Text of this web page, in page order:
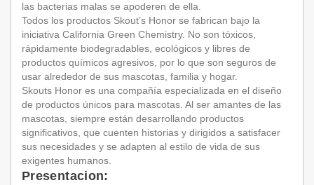
las bacterias malas se apoderen de ella.
Todos los productos Skout’s Honor se fabrican bajo la
iniciativa California Green Chemistry. No son tóxicos,
rápidamente biodegradables, ecológicos y libres de
productos químicos agresivos, por lo que son seguros de
usar alrededor de sus mascotas, familia y hogar.
Skouts Honor es una compañía especializada en el diseño
de productos únicos para mascotas. Al ser amantes de las
mascotas, siempre están desarrollando productos
significativos, que cuenten historias y dirigidos a satisfacer
sus necesidades y se adapten al estilo de vida de sus
exigentes humanos.
Presentacion: